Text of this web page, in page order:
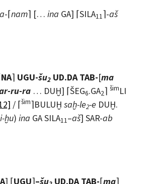
-⌈nam⌉ […ina GA] ⌈SILA11⌉-aš
NA⌉ UGU-šu2 UD.DA TAB-[ma
ru-ra … DUḪ] ⌈ŠEG6.GA2⌉šimLI
/ ⌈šim⌉BULUḪsaḫ-le2-e DUḪ.
ḫu)ina GA SILA11–aš] SAR-ab
] ⌈UGU⌉–šu UD.DA TAB-⌈ma⌉